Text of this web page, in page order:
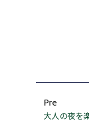
Pre
大人の夜を